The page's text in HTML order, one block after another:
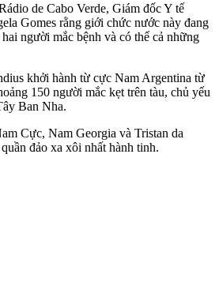
de Cabo Verde, Giám đốc Y tế
Gomes rằng giới chức nước này đang
người mắc bệnh và có thể cả những
khởi hành từ cực Nam Argentina từ
150 người mắc kẹt trên tàu, chủ yếu
Ban Nha.
Cực, Nam Georgia và Tristan da
đảo xa xôi nhất hành tinh.